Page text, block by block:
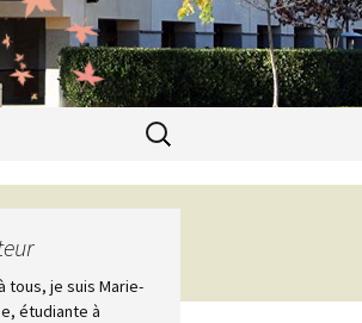
Recherche
pour :
tous, je suis Marie-
étudiante à